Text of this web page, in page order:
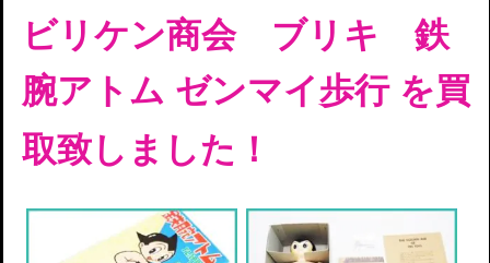
ビリケン商会 ブリキ 鉄
腕アトム ゼンマイ歩行 を買
取致しました！